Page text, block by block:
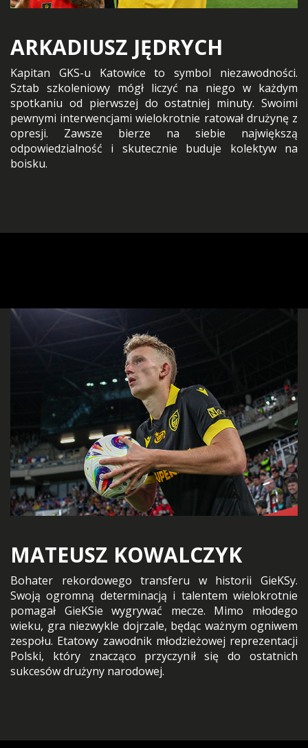
ARKADIUSZ JĘDRYCH
Kapitan GKS-u Katowice to symbol niezawodności.
Sztab szkoleniowy mógł liczyć na niego w każdym
spotkaniu od pierwszej do ostatniej minuty. Swoimi
pewnymi interwencjami wielokrotnie ratował drużynę z
opresji. Zawsze bierze na siebie największą
odpowiedzialność i skutecznie buduje kolektyw na
boisku.
MATEUSZ KOWALCZYK
Bohater rekordowego transferu w historii GieKSy.
Swoją ogromną determinacją i talentem wielokrotnie
pomagał GieKSie wygrywać mecze. Mimo młodego
wieku, gra niezwykle dojrzale, będąc ważnym ogniwem
zespołu. Etatowy zawodnik młodzieżowej reprezentacji
Polski, który znacząco przyczynił się do ostatnich
sukcesów drużyny narodowej.